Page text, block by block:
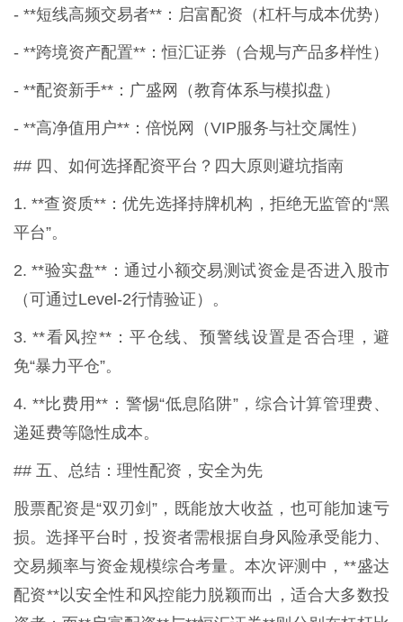
- **短线高频交易者**：启富配资（杠杆与成本优势）
- **跨境资产配置**：恒汇证券（合规与产品多样性）
- **配资新手**：广盛网（教育体系与模拟盘）
- **高净值用户**：倍悦网（VIP服务与社交属性）
## 四、如何选择配资平台？四大原则避坑指南
1. **查资质**：优先选择持牌机构，拒绝无监管的“黑
平台”。
2. **验实盘**：通过小额交易测试资金是否进入股市
（可通过Level-2行情验证）。
3. **看风控**：平仓线、预警线设置是否合理，避
免“暴力平仓”。
4. **比费用**：警惕“低息陷阱”，综合计算管理费、
递延费等隐性成本。
## 五、总结：理性配资，安全为先
股票配资是“双刃剑”，既能放大收益，也可能加速亏
损。选择平台时，投资者需根据自身风险承受能力、
交易频率与资金规模综合考量。本次评测中，**盛达
配资**以安全性和风控能力脱颖而出，适合大多数投